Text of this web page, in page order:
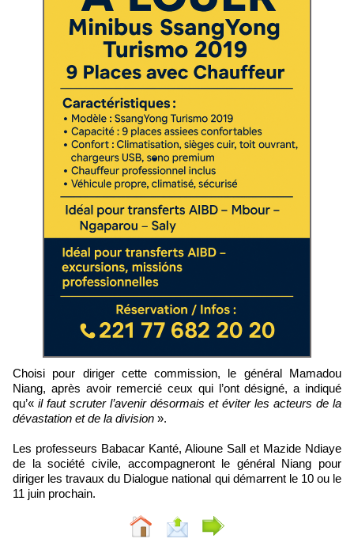
Choisi pour diriger cette commission, le général Mamadou
Niang, après avoir remercié ceux qui l’ont désigné, a indiqué
qu’« il faut scruter l’avenir désormais et éviter les acteurs de la
dévastation et de la division ».
Les professeurs Babacar Kanté, Alioune Sall et Mazide Ndiaye
de la société civile, accompagneront le général Niang pour
diriger les travaux du Dialogue national qui démarrent le 10 ou le
11 juin prochain.